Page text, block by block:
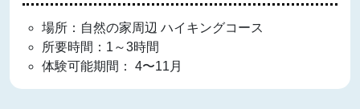
場所：自然の家周辺 ハイキングコース
所要時間：1～3時間
体験可能期間： 4〜11月